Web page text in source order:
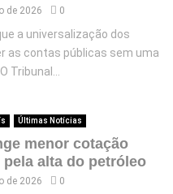
de 2026 0
a universalização dos
as contas públicas sem uma
Últimas Notícias
menor cotação
alta do petróleo
de 2026 0